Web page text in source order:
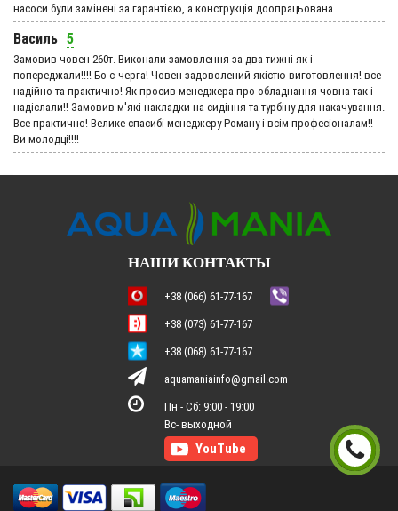
насоси були замінені за гарантією, а конструкція доопрацьована.
Василь 5
Замовив човен 260т. Виконали замовлення за два тижні як і
попереджали!!!! Бо є черга! Човен задоволений якістю виготовлення! все
надійно та практично! Як просив менеджера про обладнання човна так і
надіслали!! Замовив м'які накладки на сидіння та турбіну для накачування.
Все практично! Велике спасибі менеджеру Роману і всім професіоналам!!
Ви молодці!!!!
НАШИ КОНТАКТЫ
+38 (066) 61-77-167
+38 (073) 61-77-167
+38 (068) 61-77-167
aquamaniainfo@gmail.com
Пн - Сб: 9:00 - 19:00